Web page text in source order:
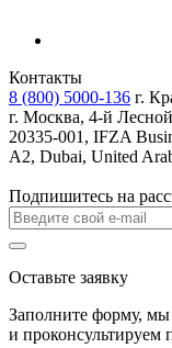
Контакты
8 (800) 5000-136 г.
г. Москва, 4-й
20335-001, IFZA
A2, Dubai, United
Подпишитесь на
Оставьте заявку
Заполните форму, мы
и проконсультируем